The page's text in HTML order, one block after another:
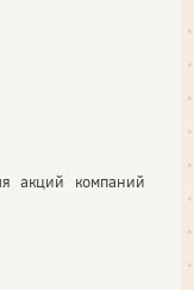
акций компаний